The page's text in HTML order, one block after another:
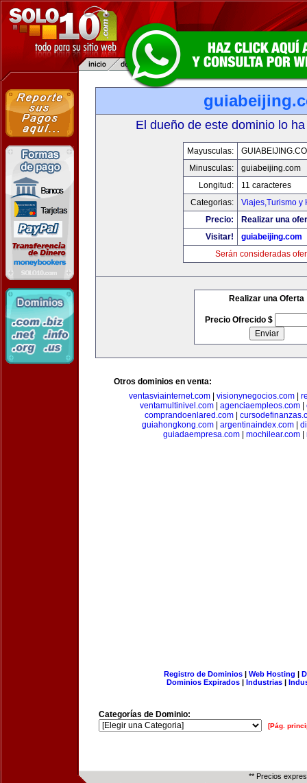
El dueño de este dominio lo
Mayusculas:
Minusculas:
guiabeijing.com
Longitud:
11 caracteres
Categorias:
Viajes,Turismo y
Precio:
Realizar una
Visitar!
guiabeijing.com
Serán consideradas
Realizar una Oferta
Precio Ofrecido $
Otros dominios en venta:
ventasviainternet.com
visionynegocios.com
ventamultinivel.com| agenciaempleos.com|
comprandoenlared.com|
guiahongkong.com| argentinaindex.com|
guiadaempresa.com
mochilear.com
Registro de Dominios| Web Hosting |
Dominios Expirados | Industrias |
Categorías de Dominio:
[Pág.
** Precios